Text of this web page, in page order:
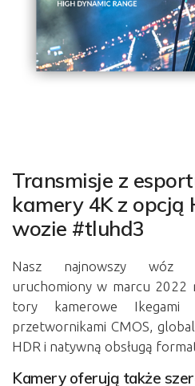
Transmisje z
kamery 4K z opcją
wozie #tluhd3
Nasz najnowszy wóz
uruchomiony w marcu 2022
tory kamerowe Ikegami
przetwornikami CMOS,
HDR i natywną obsługą
Kamery oferują także